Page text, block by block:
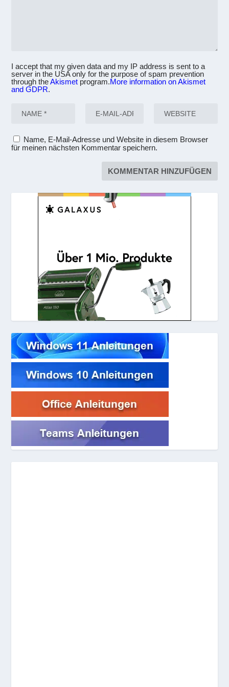
I accept that my given data and my IP address is sent to a
server in the USA only for the purpose of spam prevention
through theAkismet program.More information on Akismet
and GDPR.
Name, E-Mail-Adresse und Website in diesem Browser
für meinen nächsten Kommentar speichern.